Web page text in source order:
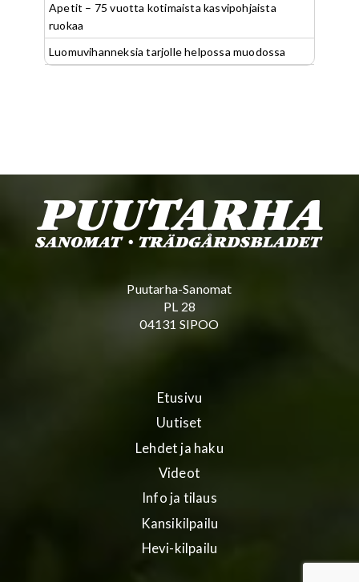
Apetit – 75 vuotta kotimaista kasvipohjaista
ruokaa
Luomuvihanneksia tarjolle helpossa muodossa
Puutarha-Sanomat
PL 28
04131 SIPOO
Etusivu
Uutiset
Lehdet ja haku
Videot
Info ja tilaus
Kansikilpailu
Hevi-kilpailu